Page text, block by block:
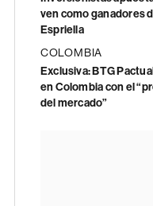
ven como ganadores
Espriella
COLOMBIA
Exclusiva: BTG
en Colombia con el
del mercado”